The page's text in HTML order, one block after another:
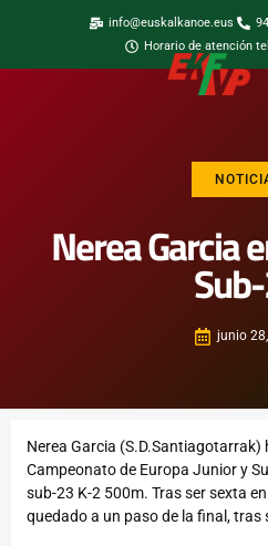
info@euskalkanoe.eus
Horario de atención
Nerea Garcia
junio
Nerea Garcia (S.D.Santiagotarrak)
Campeonato de Europa Junior y
sub-23 K-2 500m. Tras ser sexta
quedado a un paso de la final, tras